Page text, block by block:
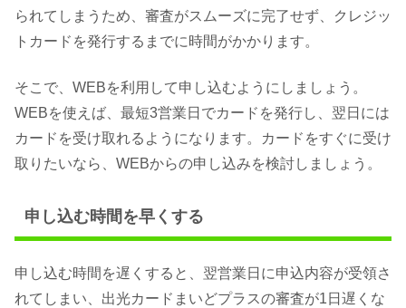
られてしまうため、審査がスムーズに完了せず、クレジッ
トカードを発行するまでに時間がかかります。
そこで、WEBを利用して申し込むようにしましょう。
WEBを使えば、最短3営業日でカードを発行し、翌日には
カードを受け取れるようになります。カードをすぐに受け
取りたいなら、WEBからの申し込みを検討しましょう。
申し込む時間を早くする
申し込む時間を遅くすると、翌営業日に申込内容が受領さ
れてしまい、出光カードまいどプラスの審査が1日遅くな